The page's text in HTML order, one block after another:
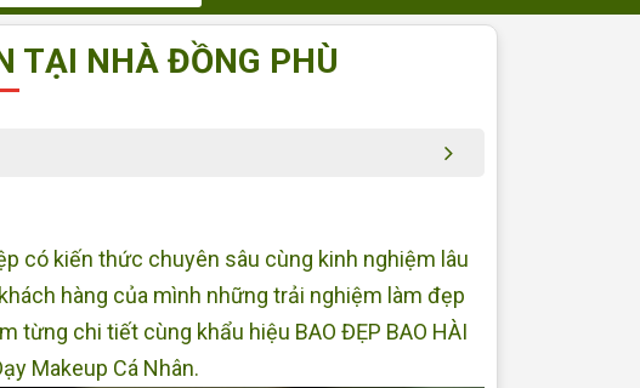
TẠI NHÀ ĐỒNG PHÙ
có kiến thức chuyên sâu cùng kinh nghiệm lâu
hàng của mình những trải nghiệm làm đẹp
từng chi tiết cùng khẩu hiệu BAO ĐẸP BAO HÀI
Makeup Cá Nhân.